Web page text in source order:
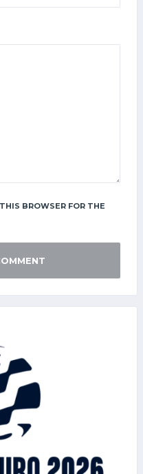
BROWSER FOR THE